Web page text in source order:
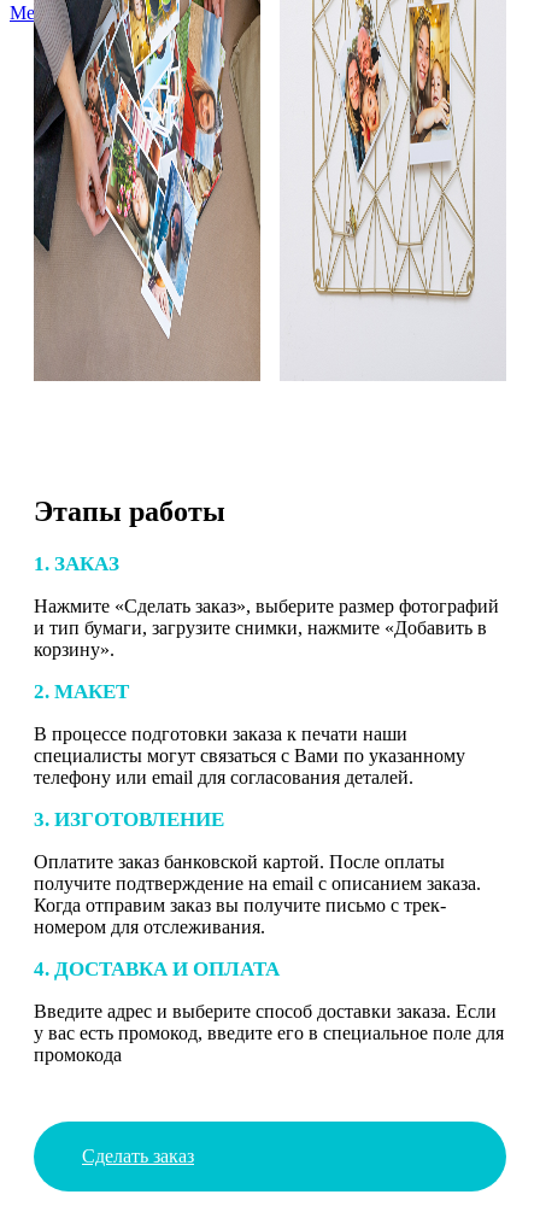
Меню
Этапы работы
1. ЗАКАЗ
Нажмите «Сделать заказ», выберите размер фотографий
и тип бумаги, загрузите снимки, нажмите «Добавить в
корзину».
2. МАКЕТ
В процессе подготовки заказа к печати наши
специалисты могут связаться с Вами по указанному
телефону или email для согласования деталей.
3. ИЗГОТОВЛЕНИЕ
Оплатите заказ банковской картой. После оплаты
получите подтверждение на email с описанием заказа.
Когда отправим заказ вы получите письмо с трек-
номером для отслеживания.
4. ДОСТАВКА И ОПЛАТА
Введите адрес и выберите способ доставки заказа. Если
у вас есть промокод, введите его в специальное поле для
промокода
Сделать заказ